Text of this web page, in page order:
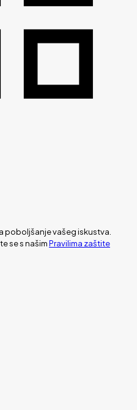
poboljšanje vašeg iskustva.
se s našimPravilima zaštite